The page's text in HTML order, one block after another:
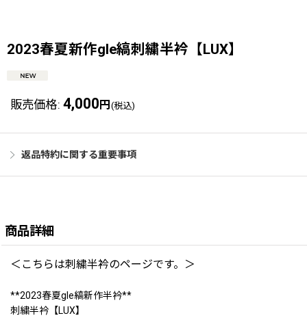
2023春夏新作gle縞刺繍半衿【LUX】
販売価格: 4,000 円 (税込)
返品特約に関する重要事項
商品詳細
＜こちらは刺繍半衿のページです。＞
**2023春夏gle縞新作半衿**
刺繍半衿【LUX】